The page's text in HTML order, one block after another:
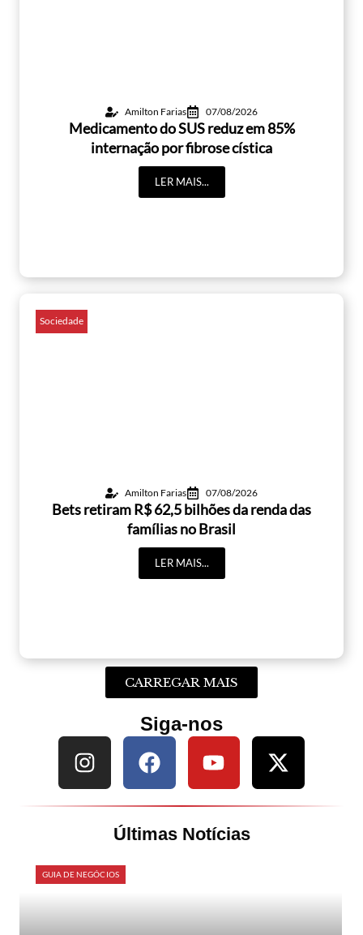
Amilton Farias 07/08/2026
Medicamento do SUS reduz em 85%
internação por fibrose cística
LER MAIS...
Sociedade
Amilton Farias 07/08/2026
Bets retiram R$ 62,5 bilhões da renda das
famílias no Brasil
LER MAIS...
CARREGAR MAIS
Siga-nos
Últimas Notícias
GUIA DE NEGÓCIOS